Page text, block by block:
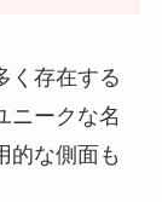
く存在する
ニークな名
的な側面も